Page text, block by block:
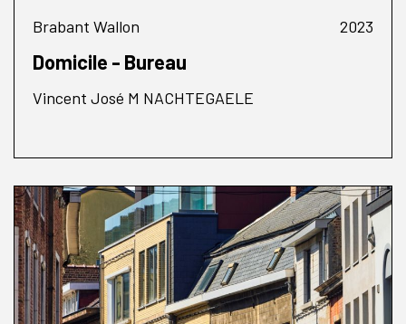
Brabant Wallon 2023
Domicile - Bureau
Vincent José M NACHTEGAELE